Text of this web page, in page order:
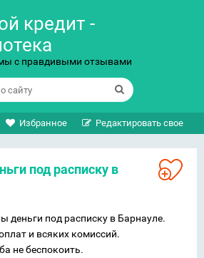
кредит -
с правдивыми отзывами
Избранное Редактировать свое
деньги под расписку в Барнауле.
и всяких комиссий.
не беспокоить.